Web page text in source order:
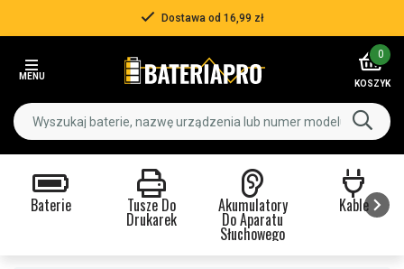
Dostawa od 16,99 zł
MENU
0
KOSZYK
Baterie Tusze Do
Drukarek
Akumulatory
Do Aparatu
Słuchowego
Kable